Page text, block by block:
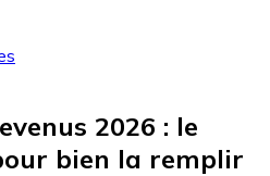
2026 : le
bien la remplir